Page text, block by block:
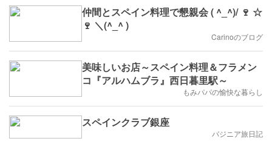
仲間とスペイン料理で懇親会 ( ^_^)/ 🍷 ☆
🍷 ＼(^_^ )
Carinoのブログ
美味しいお店～スペイン料理＆フラメン
コ『アルハムブラ』西日暮里駅～
もみパパの愉快な暮らし
スペインクラブ銀座
バジニア旅日記